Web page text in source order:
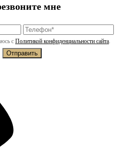
мне
с Политикой конфиденциальности сайта
Отправить